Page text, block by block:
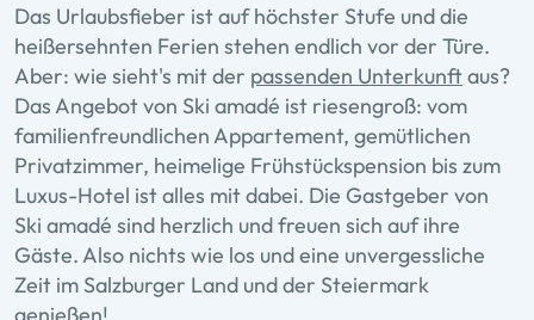
Das Urlaubsfieber ist auf höchster Stufe und die
heißersehnten Ferien stehen endlich vor der Türe.
Aber: wie sieht's mit der passenden Unterkunftaus?
Das Angebot von Ski amadé ist riesengroß: vom
familienfreundlichen Appartement, gemütlichen
Privatzimmer, heimelige Frühstückspension bis zum
Luxus-Hotel ist alles mit dabei. Die Gastgeber von
Ski amadé sind herzlich und freuen sich auf ihre
Gäste. Also nichts wie los und eine unvergessliche
Zeit im Salzburger Land und der Steiermark